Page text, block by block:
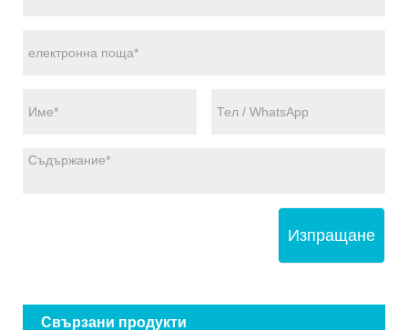
Изпращане
Свързани продукти